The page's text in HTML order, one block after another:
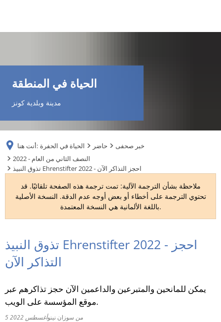
TR
الحياة في المنطقة
مدينة وبلدية كونز
أنت هنا: الحياة في الحفرة حاضر
خبر صحفى
2022 - النصف الثاني من العام
تذوق النبيذ Ehrenstifter 2022 - احجز التذاكر الآن
ملاحظة بشأن الترجمة الآلية: تمت ترجمة هذه الصفحة تلقائيًا. قد
تحتوي الترجمة على أخطاء أو بعض أوجه عدم الدقة. النسخة الأصلية
باللغة الألمانية هي النسخة المعتمدة.
تذوق النبيذ Ehrenstifter 2022 - احجز
التذاكر الآن
يمكن للمانحين والمتبرعين والداعمين الآن حجز تذاكرهم عبر
موقع المؤسسة على الويب.
5 أغسطس 2022 من سوزان نينو